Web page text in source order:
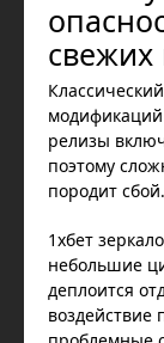
свежих
релизы
поэтому
породит сбой.
1хбет
небольшие
деплоится
воздействие